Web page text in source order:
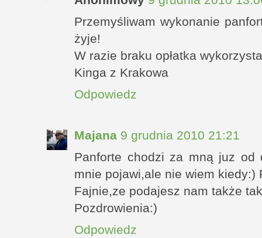
Przemyśliwam wykonanie
żyje!
W razie braku opłatka
Kinga z Krakowa
Odpowiedz
Majana 9 grudnia 2010 21:21
Panforte chodzi za mną juz
mnie pojawi,ale nie wiem
Fajnie,ze podajesz nam także
Pozdrowienia:)
Odpowiedz